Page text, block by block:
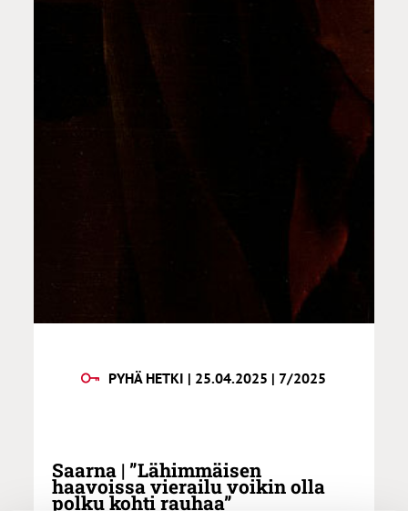
PYHÄ HETKI | 25.04.2025 | 7/2025
Saarna | ”Lähimmäisen
haavoissa vierailu voikin olla
polku kohti rauhaa”